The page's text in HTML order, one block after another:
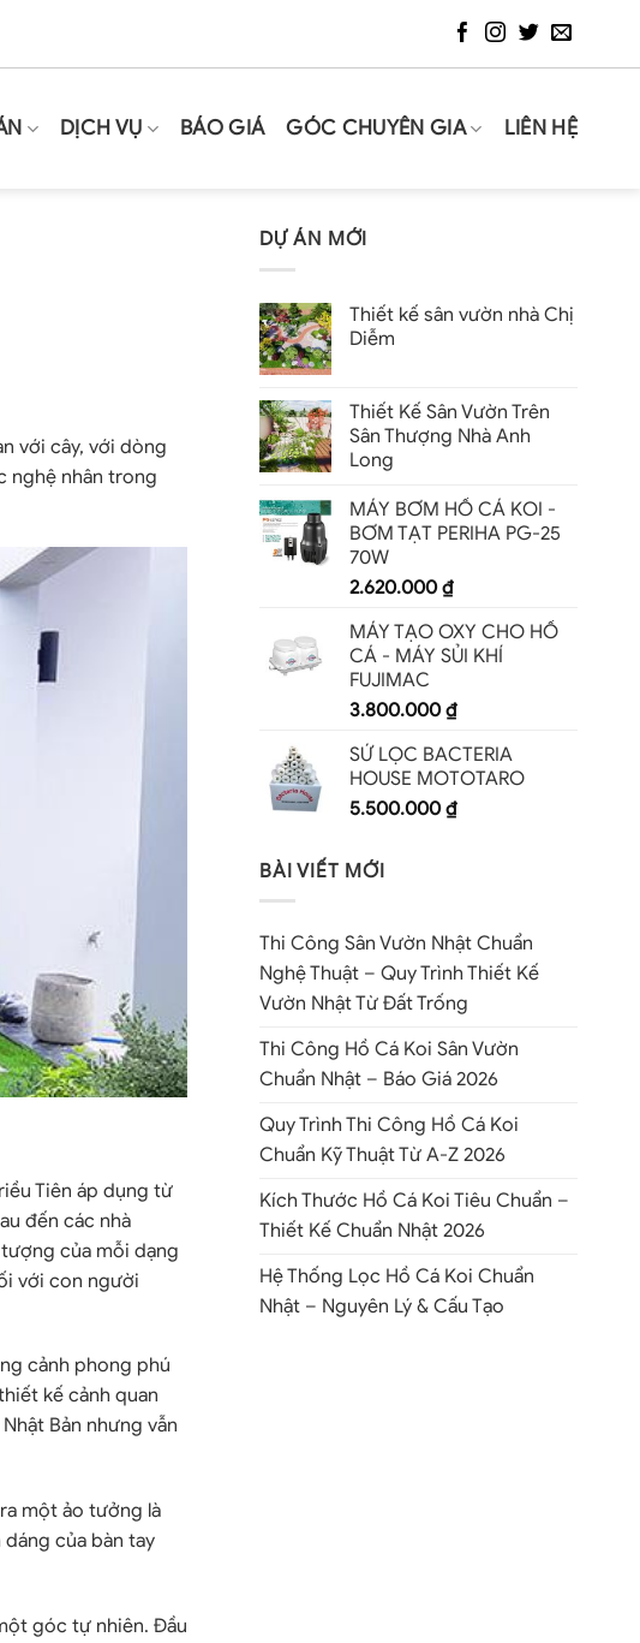
DỊCH VỤ BÁO GIÁ GÓC CHUYÊN GIA LIÊN HỆ
với cây, với dòng
nghệ nhân trong
Tiên áp dụng từ
đến các nhà
của mỗi dạng
với con người
cảnh phong phú
kế cảnh quan
Bản nhưng vẫn
một ảo tưởng là
của bàn tay
góc tự nhiên. Đầu
DỰ ÁN MỚI
Thiết kế sân vườn nhà Chị
Diễm
Thiết Kế Sân Vườn Trên
Sân Thượng Nhà Anh
Long
MÁY BƠM HỒ CÁ KOI -
BƠM TẠT PERIHA PG-25
70W
2.620.000₫
MÁY TẠO OXY CHO HỒ
CÁ - MÁY SỦI KHÍ
FUJIMAC
3.800.000₫
SỨ LỌC BACTERIA
HOUSE MOTOTARO
5.500.000₫
BÀI VIẾT MỚI
Thi Công Sân Vườn Nhật Chuẩn
Nghệ Thuật – Quy Trình Thiết Kế
Vườn Nhật Từ Đất Trống
Thi Công Hồ Cá Koi Sân Vườn
Chuẩn Nhật – Báo Giá 2026
Quy Trình Thi Công Hồ Cá Koi
Chuẩn Kỹ Thuật Từ A-Z 2026
Kích Thước Hồ Cá Koi Tiêu Chuẩn –
Thiết Kế Chuẩn Nhật 2026
Hệ Thống Lọc Hồ Cá Koi Chuẩn
Nhật – Nguyên Lý & Cấu Tạo